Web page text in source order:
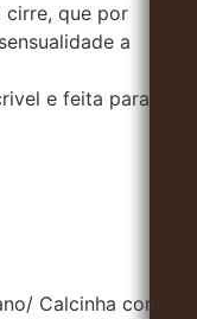
cirre, que por
a
e feita para
Calcinha com